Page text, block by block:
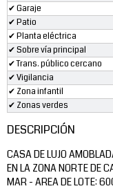
✔ Garaje
✔ Patio
✔ Planta eléctrica
✔ Sobre vía principal
✔ Trans. público cercano
✔ Vigilancia
✔ Zona infantil
✔ Zonas verdes
DESCRIPCIÓN
CASA DE LUJO
EN LA ZONA NORTE DE
MAR - AREA DE LOTE: